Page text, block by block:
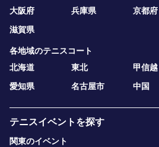
大阪府
兵庫県 京都府
滋賀県
各地域のテニスコート
北海道
東北 甲信越
愛知県
名古屋市 中国
テニスイベントを探す
関東のイベント